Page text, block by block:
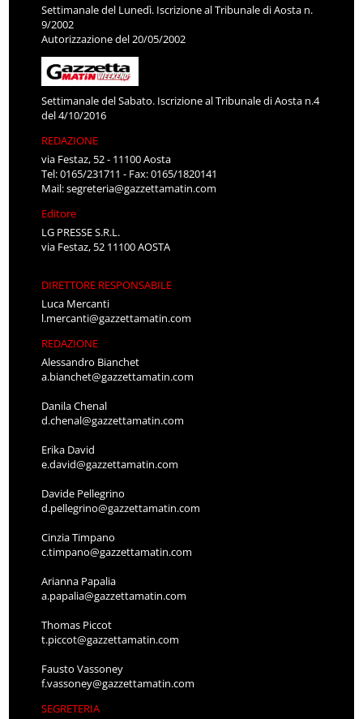
Settimanale del Lunedì. Iscrizione al Tribunale di Aosta n.
9/2002
Autorizzazione del 20/05/2002
Settimanale del Sabato. Iscrizione al Tribunale di Aosta n.4
del 4/10/2016
REDAZIONE
via Festaz, 52 - 11100 Aosta
Tel: 0165/231711 - Fax: 0165/1820141
Mail:segreteria@gazzettamatin.com
Editore
LG PRESSE S.R.L.
via Festaz, 52 11100 AOSTA
DIRETTORE RESPONSABILE
Luca Mercanti
l.mercanti@gazzettamatin.com
REDAZIONE
Alessandro Bianchet
a.bianchet@gazzettamatin.com
Danila Chenal
d.chenal@gazzettamatin.com
Erika David
e.david@gazzettamatin.com
Davide Pellegrino
d.pellegrino@gazzettamatin.com
Cinzia Timpano
c.timpano@gazzettamatin.com
Arianna Papalia
a.papalia@gazzettamatin.com
Thomas Piccot
t.piccot@gazzettamatin.com
Fausto Vassoney
f.vassoney@gazzettamatin.com
SEGRETERIA